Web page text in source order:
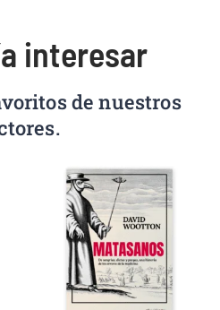
interesar
de nuestros